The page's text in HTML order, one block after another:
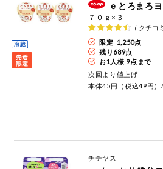
注文履歴注文
WEBカタログ
食品から探す
こんにゃく
冷凍食品
麺類
特価情報
ｅとろまろ
７０ｇ×３
（ クチコミ
限定 1,250点
残り 689点
お1人様 9点まで
次回より値上げ
本体45円（税込49円）
チチヤス